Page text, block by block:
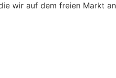
wir auf dem freien Markt